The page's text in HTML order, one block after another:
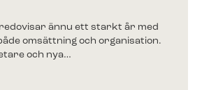
återkommer till dig inom
ännu ett starkt år med
omsättning och organisation.
och nya…